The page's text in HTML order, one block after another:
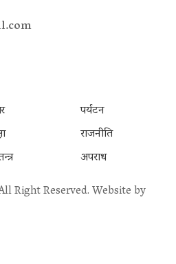
पर्यटन
राजनीति
अपराध
Right Reserved. Website by